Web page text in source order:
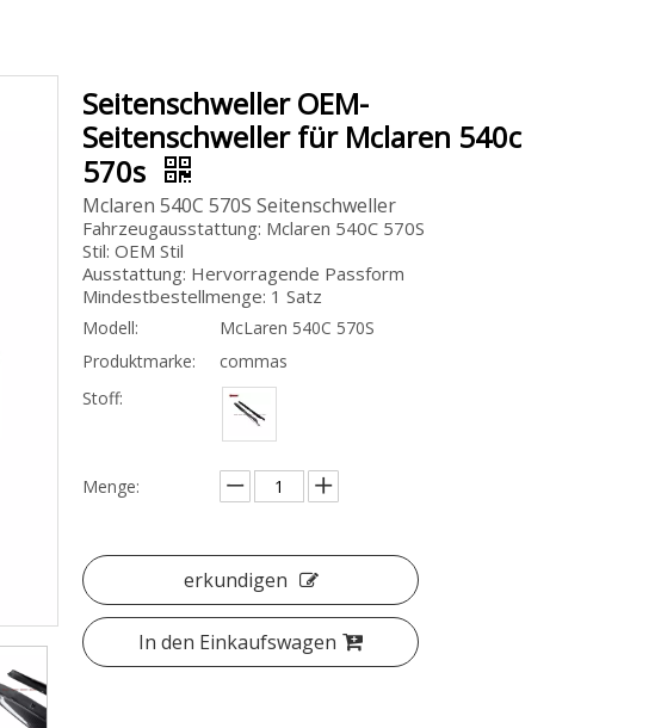
Seitenschweller OEM-
Seitenschweller für Mclaren 540c
570s
Mclaren 540C 570S Seitenschweller
Fahrzeugausstattung: Mclaren 540C 570S
Stil: OEM Stil
Ausstattung: Hervorragende Passform
Mindestbestellmenge: 1 Satz
Modell:
McLaren 540C 570S
Produktmarke:
commas
Stoff:
Menge:
erkundigen
In den Einkaufswagen